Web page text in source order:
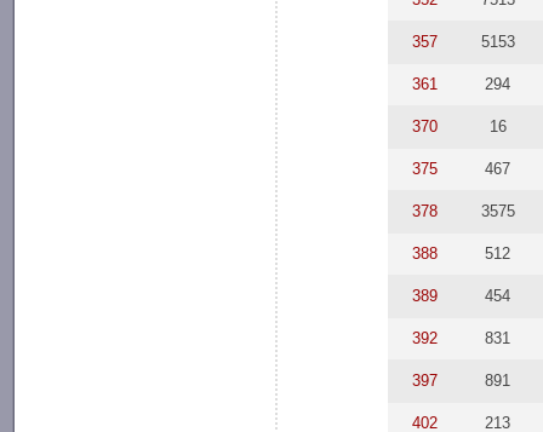
357 5153
361 294
370 16
375 467
378 3575
388 512
389 454
392 831
397 891
402 213